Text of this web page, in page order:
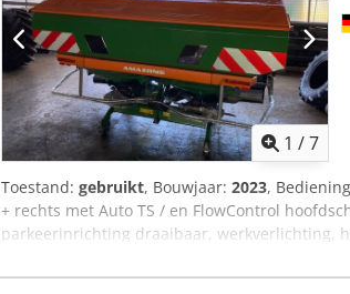
1 /7
Toestand: gebruikt, Bouwjaar: 2023,
+ rechts met Auto TS / en FlowControl
parkeerinrichting draaibaar, werkverlichting,